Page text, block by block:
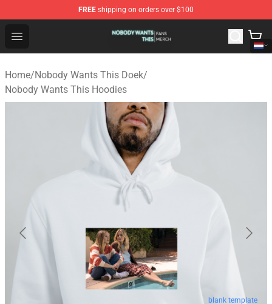
FREE shipping on orders over $100
Open menu
Nobody Wants This Shop - Official Nobody Wants This
Home/Nobody Wants This Doek/
Nobody Wants This Hoodies
blank template